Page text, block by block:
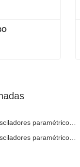
Investigación sobre osciladores paramétricos de infrarrojo medio - Parte 04